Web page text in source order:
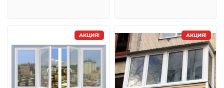
АКЦИЯ! АКЦИЯ!